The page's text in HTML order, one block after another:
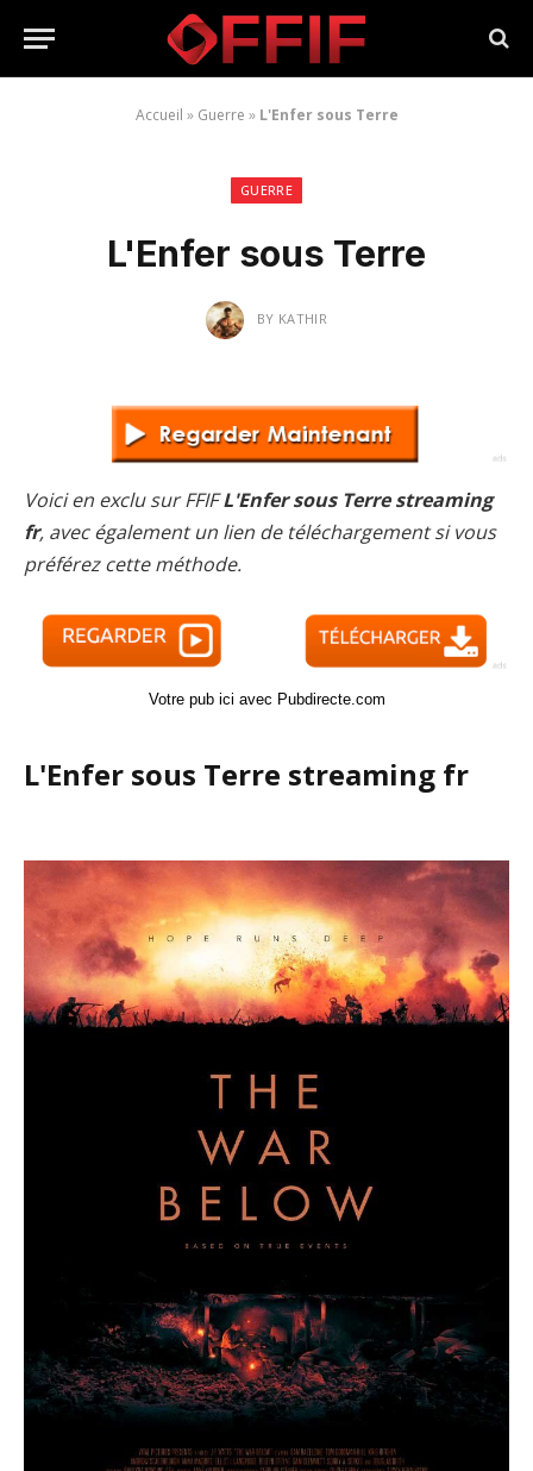
Accueil » Guerre » L'Enfer sous Terre
GUERRE
L'Enfer sous Terre
BY KATHIR
Voici en exclu sur FFIFL'Enfer sous Terre streaming
fr, avec également un lien de téléchargement si vous
préférez cette méthode.
Votre pub ici avec Pubdirecte.com
L'Enfer sous Terre streaming fr